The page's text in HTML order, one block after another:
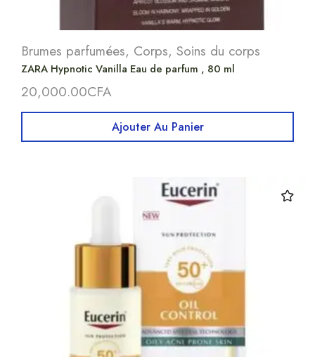
Brumes parfumées, Corps, Soins du corps
ZARA Hypnotic Vanilla Eau de parfum , 80 ml
20,000.00CFA
Ajouter Au Panier